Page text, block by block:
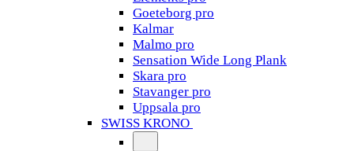
Goeteborg pro
Kalmar
Malmo pro
Sensation Wide Long Plank
Skara pro
Stavanger pro
Uppsala pro
SWISS KRONO